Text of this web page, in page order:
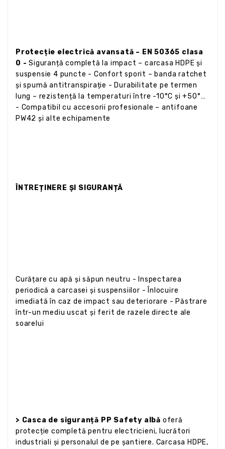
Protecție electrică avansată – EN 50365 clasa
0 -Siguranță completă la impact – carcasa HDPE și
suspensie 4 puncte - Confort sporit – banda ratchet
și spumă antitranspirație - Durabilitate pe termen
lung – rezistență la temperaturi între -10°C și +50°C
- Compatibil cu accesorii profesionale – antifoane
PW42 și alte echipamente
ÎNTREȚINERE ȘI SIGURANȚĂ
Curățare cu apă și săpun neutru - Inspectarea
periodică a carcasei și suspensiilor - Înlocuire
imediată în caz de impact sau deteriorare - Păstrare
într-un mediu uscat și ferit de razele directe ale
soarelui
> Casca de siguranță PP Safety albă oferă
protecție completă pentru electricieni, lucrători
industriali și personalul de pe șantiere. Carcasa HDPE,